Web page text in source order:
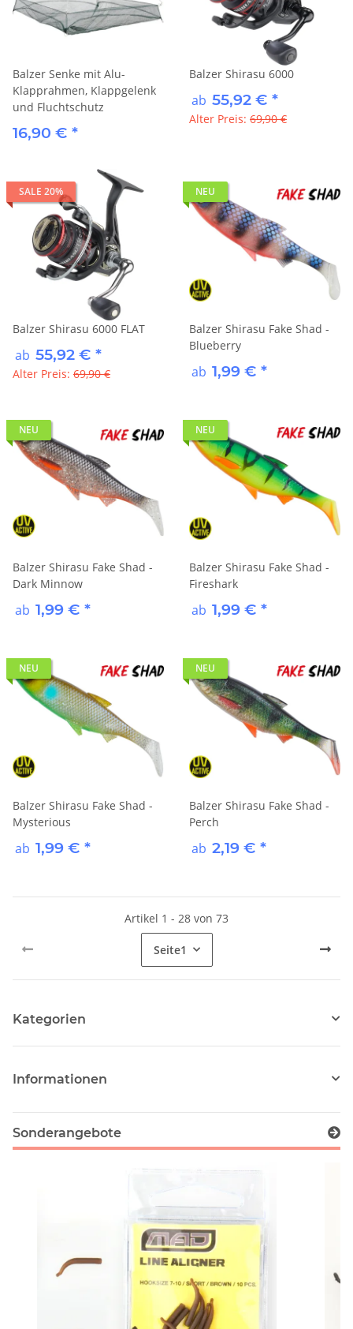
Balzer Senke mit Alu-
Klapprahmen, Klappgelenk
und Fluchtschutz
16,90 € *
Balzer Shirasu 6000
ab 55,92 € *
Alter Preis: 69,90 €
SALE 20%
Balzer Shirasu 6000 FLAT
ab 55,92 € *
Alter Preis: 69,90 €
NEU
Balzer Shirasu Fake Shad -
Blueberry
ab 1,99 € *
NEU
Balzer Shirasu Fake Shad -
Dark Minnow
ab 1,99 € *
NEU
Balzer Shirasu Fake Shad -
Fireshark
ab 1,99 € *
NEU
Balzer Shirasu Fake Shad -
Mysterious
ab 1,99 € *
NEU
Balzer Shirasu Fake Shad -
Perch
ab 2,19 € *
Artikel 1 - 28 von 73
Seite1
Kategorien
Informationen
Sonderangebote